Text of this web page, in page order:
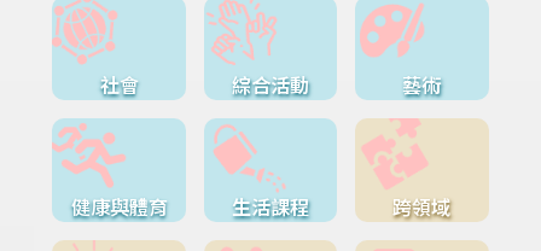
社會 綜合活動 藝術
健康與體育 生活課程 跨領域